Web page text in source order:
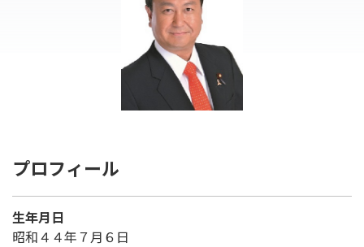
プロフィール
生年月日
昭和４４年７月６日